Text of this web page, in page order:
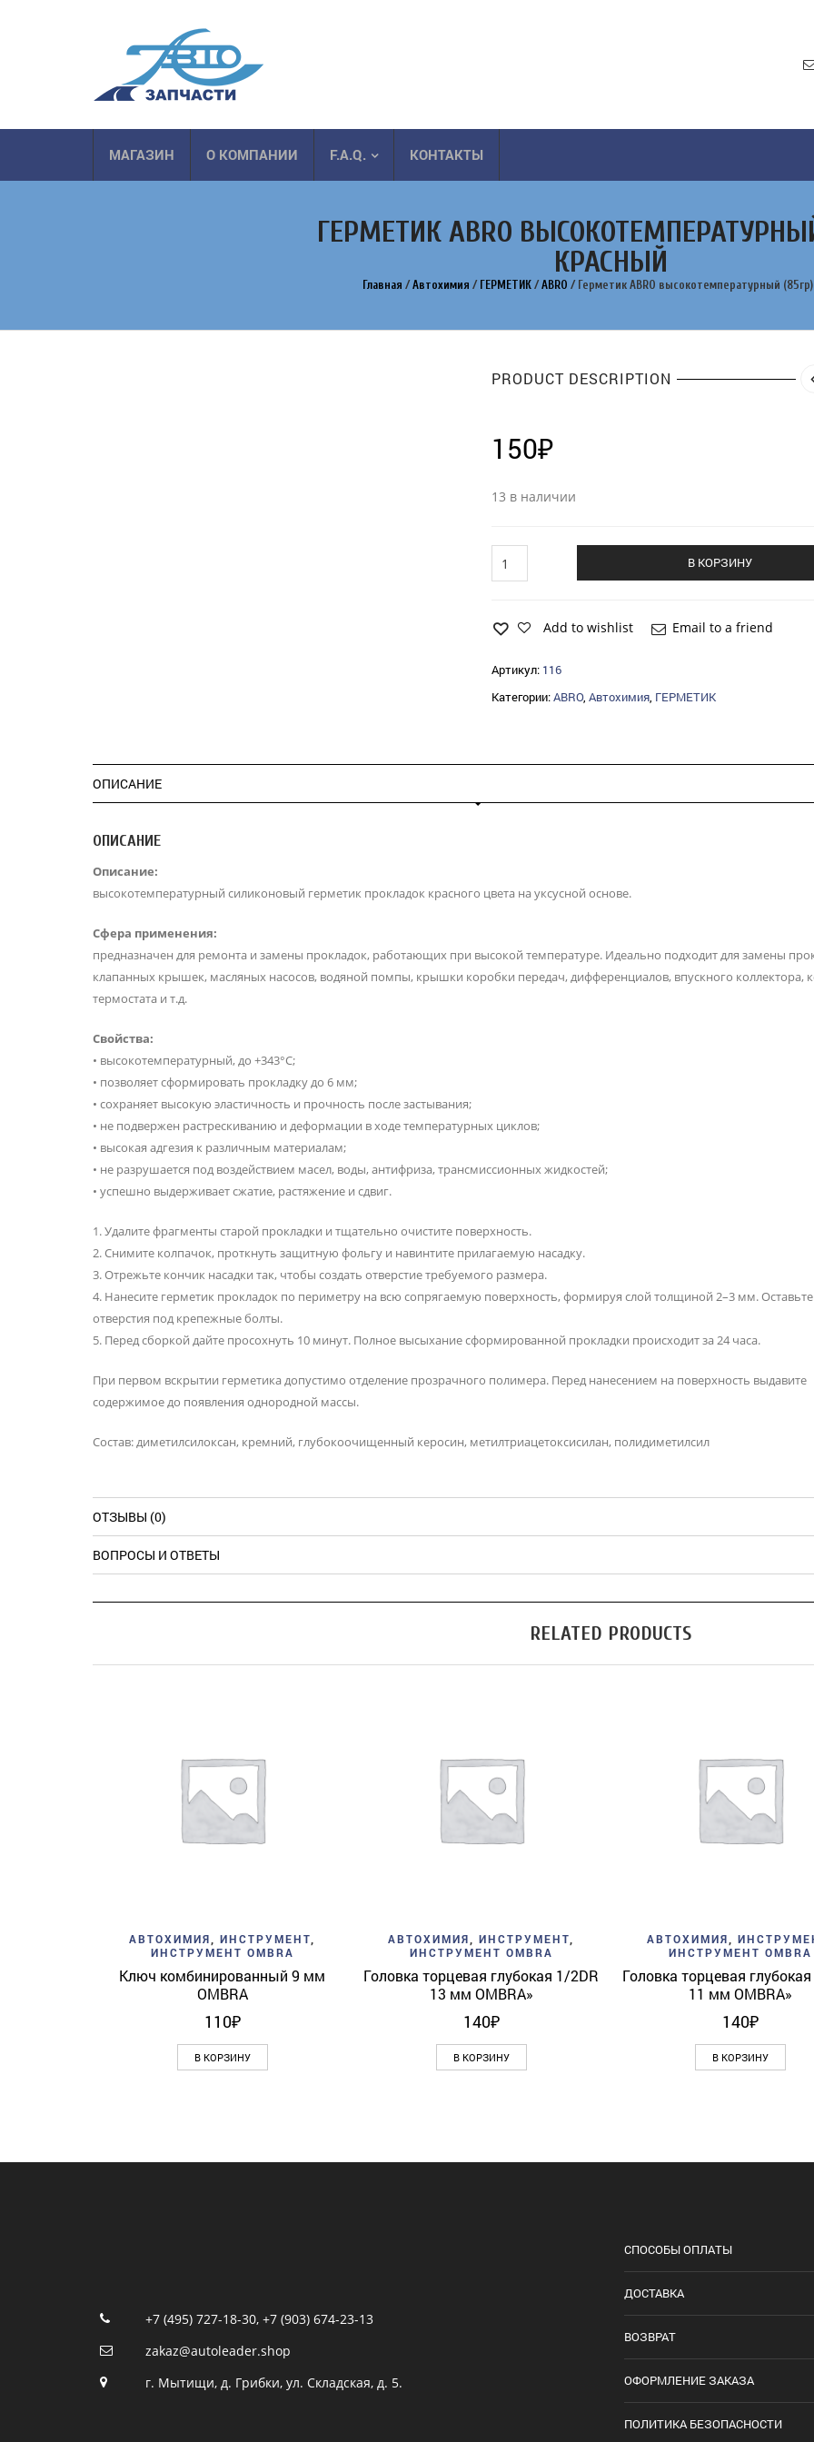
МАГАЗИН О КОМПАНИИ F.A.Q. КОНТАКТЫ
ГЕРМЕТИК ABRO
КРАСНЫЙ
Главная / Автохимия / ГЕРМЕТИК / ABRO / Герметик ABRO высокотемпературный
PRODUCT DESCRIPTION
150₽
13 в наличии
ABRO
красный
В КОРЗИНУ
Add to wishlist Email to a friend
Артикул: 116
Категории:ABRO, Автохимия, ГЕРМЕТИК
ОПИСАНИЕ
ОПИСАНИЕ
Описание:
высокотемпературный силиконовый герметик прокладок красного цвета на уксусной основе.
Сфера применения:
предназначен для ремонта и замены прокладок, работающих при высокой температуре. Идеально подходит для замены
клапанных крышек, масляных насосов, водяной помпы, крышки коробки передач, дифференциалов, впускного коллектора,
термостата и т.д.
Свойства:
• высокотемпературный, до +343°С;
• позволяет сформировать прокладку до 6 мм;
• сохраняет высокую эластичность и прочность после застывания;
• не подвержен растрескиванию и деформации в ходе температурных циклов;
• высокая адгезия к различным материалам;
• не разрушается под воздействием масел, воды, антифриза, трансмиссионных жидкостей;
• успешно выдерживает сжатие, растяжение и сдвиг.
1. Удалите фрагменты старой прокладки и тщательно очистите поверхность.
2. Снимите колпачок, проткнуть защитную фольгу и навинтите прилагаемую насадку.
3. Отрежьте кончик насадки так, чтобы создать отверстие требуемого размера.
4. Нанесите герметик прокладок по периметру на всю сопрягаемую поверхность, формируя слой толщиной 2–3 мм. Оставьте
отверстия под крепежные болты.
5. Перед сборкой дайте просохнуть 10 минут. Полное высыхание сформированной прокладки происходит за 24 часа.
При первом вскрытии герметика допустимо отделение прозрачного полимера. Перед нанесением на поверхность выдавите
содержимое до появления однородной массы.
Состав: диметилсилоксан, кремний, глубокоочищенный керосин, метилтриацетоксисилан, полидиметилсил
ОТЗЫВЫ (0)
ВОПРОСЫ И ОТВЕТЫ
RELATED PRODUCTS
Add to wishlist Quick View
АВТОХИМИЯ, ИНСТРУМЕНТ,
ИНСТРУМЕНТ OMBRA
Ключ комбинированный 9 мм
OMBRA
110₽
В КОРЗИНУ
Add to wishlist Quick View
АВТОХИМИЯ, ИНСТРУМЕНТ,
ИНСТРУМЕНТ OMBRA
Головка торцевая глубокая 1/2DR
13 мм OMBRA»
140₽
В КОРЗИНУ
Add to wishlist Quick
АВТОХИМИЯ,
ИНСТРУМЕНТ OMBRA
Головка торцевая
11 мм OMBRA»
140₽
В КОРЗИНУ
+7 (495) 727-18-30, +7 (903) 674-23-13
zakaz@autoleader.shop
г. Мытищи, д. Грибки, ул. Складская, д. 5.
СПОСОБЫ ОПЛАТЫ
ДОСТАВКА
ВОЗВРАТ
ОФОРМЛЕНИЕ ЗАКАЗА
ПОЛИТИКА БЕЗОПАСНОСТИ